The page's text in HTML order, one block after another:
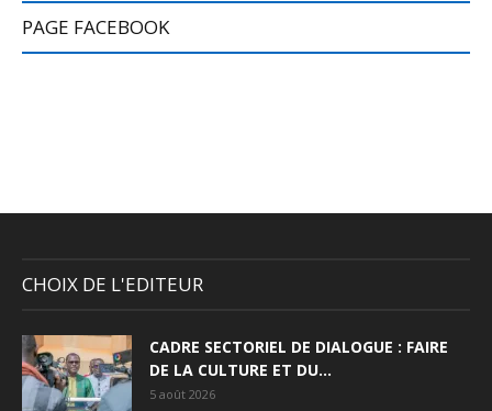
PAGE FACEBOOK
CHOIX DE L'EDITEUR
CADRE SECTORIEL DE DIALOGUE : FAIRE
DE LA CULTURE ET DU...
5 août 2026